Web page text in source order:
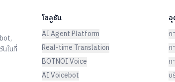
ในที่
โซลูชัน
AI Agent Platform
Real-time Translation
BOTNOI Voice
AI Voicebot
ก
ก
ก
บ